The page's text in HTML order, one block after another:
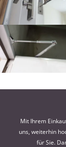
Mit Ihrem
uns, weiterhin
für Sie.